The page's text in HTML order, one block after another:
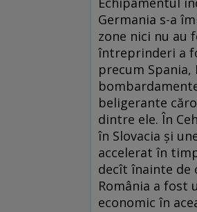
Germania s-a
zone nici nu au
întreprinderi a
precum
beligerante
dintre ele. În
în Slovacia și
accelerat în
decît înainte de
România a fost
economic în